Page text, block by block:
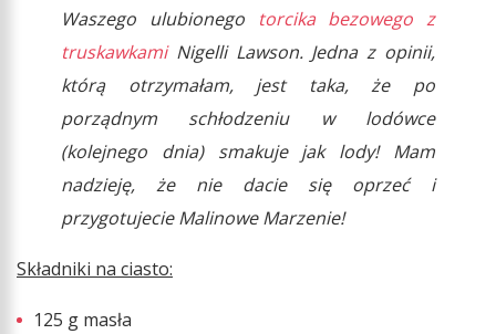
Waszego ulubionego
torcika bezowego z
truskawkamiNigelli Lawson. Jedna z opinii,
którą otrzymałam, jest taka, że po
porządnym schłodzeniu w lodówce
(kolejnego dnia) smakuje jak lody! Mam
nadzieję, że nie dacie się oprzeć i
przygotujecie Malinowe Marzenie!
Składniki na ciasto:
125 g masła